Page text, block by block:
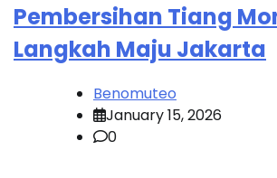
Pembersihan Tiang
Langkah Maju Jakarta
Benomuteo
January 15, 2026
0